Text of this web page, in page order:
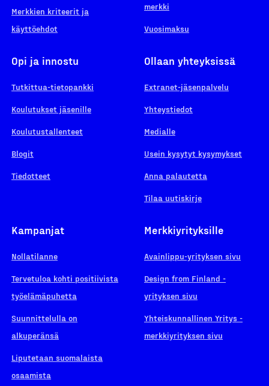
Merkkien kriteerit ja
käyttöehdot
merkki
Vuosimaksu
Opi ja innostu
Tutkittua-tietopankki
Koulutukset jäsenille
Koulutustallenteet
Blogit
Tiedotteet
Ollaan yhteyksissä
Extranet-jäsenpalvelu
Yhteystiedot
Medialle
Usein kysytyt kysymykset
Anna palautetta
Tilaa uutiskirje
Kampanjat
Nollatilanne
Tervetuloa kohti positiivista
työelämäpuhetta
Suunnittelulla on
alkuperänsä
Liputetaan suomalaista
osaamista
Merkkiyrityksille
Avainlippu-yrityksen sivu
Design from Finland -
yrityksen sivu
Yhteiskunnallinen Yritys -
merkkiyrityksen sivu